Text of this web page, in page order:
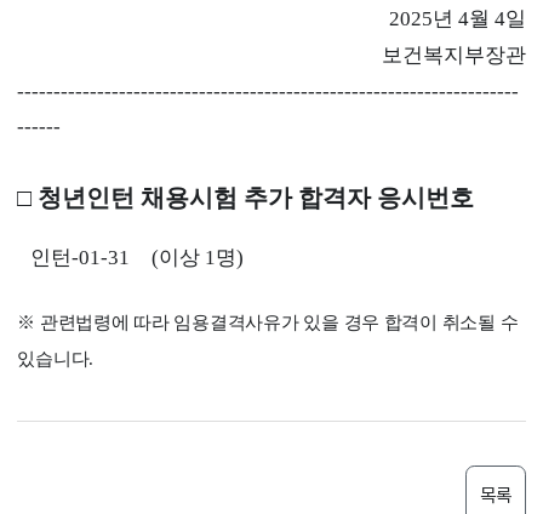
2025년 4월 4일
보건복지부장관
---------------------------------------------------------------------
------
□ 청년인턴 채용시험 추가 합격자 응시번호
인턴-01-31 (이상 1명)
※ 관련법령에 따라 임용결격사유가 있을 경우 합격이 취소될 수
있습니다.
목록